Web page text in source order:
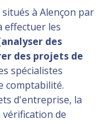
à Alençon par
effectuer les
analyser des
des projets de
spécialistes
comptabilité.
d'entreprise, la
de